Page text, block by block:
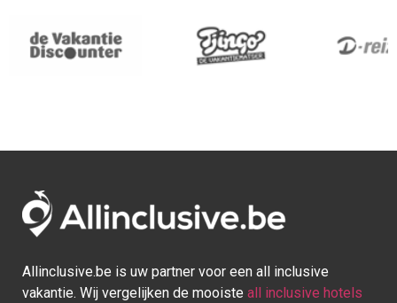
Allinclusive.be is uw partner voor een all inclusive
vakantie. Wij vergelijken de mooiste all inclusive hotels